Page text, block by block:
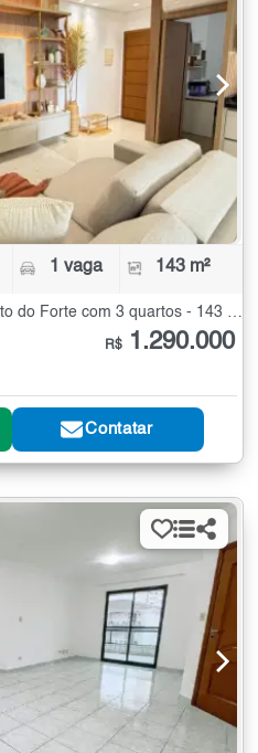
1 vaga 143 m²
R$ 1.290.000
Contatar